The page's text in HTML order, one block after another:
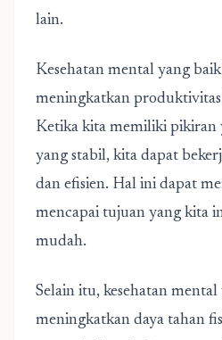
lain.
Kesehatan mental yang
meningkatkan
Ketika kita memiliki pikiran
yang stabil, kita dapat
dan efisien. Hal ini dapat
mencapai tujuan yang kita
mudah.
Selain itu, kesehatan
meningkatkan daya tahan